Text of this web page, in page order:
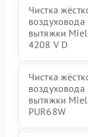
Чистка
воздуховода
вытяжки
4208 V D
Чистка
воздуховода
вытяжки
PUR68W